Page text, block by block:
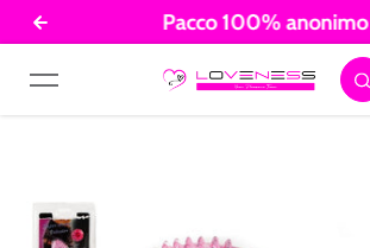
Salta al contenuto Pacco 100% anonimo